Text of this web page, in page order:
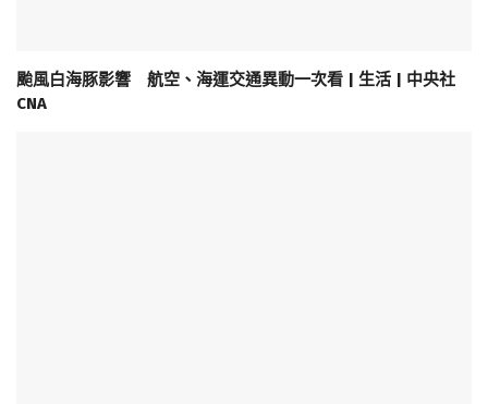
颱風白海豚影響 航空、海運交通異動一次看 | 生活 | 中央社
CNA